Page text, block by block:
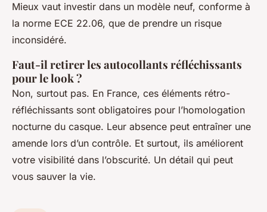
Mieux vaut investir dans un modèle neuf, conforme à
la norme ECE 22.06, que de prendre un risque
inconsidéré.
Faut-il retirer les autocollants réfléchissants
pour le look ?
Non, surtout pas. En France, ces éléments rétro-
réfléchissants sont obligatoires pour l’homologation
nocturne du casque. Leur absence peut entraîner une
amende lors d’un contrôle. Et surtout, ils améliorent
votre visibilité dans l’obscurité. Un détail qui peut
vous sauver la vie.